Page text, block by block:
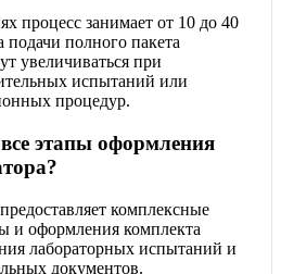
процесс занимает от 10 до 40
полного пакета
увеличиваться при
испытаний или
процедур.
этапы оформления
комплексные
и оформления комплекта
лабораторных испытаний и
документов.